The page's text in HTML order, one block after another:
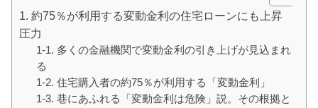
1. 約75％が利用する変動金利の住宅ローンにも上昇
圧力
1-1. 多くの金融機関で変動金利の引き上げが見込まれ
る
1-2. 住宅購入者の約75％が利用する「変動金利」
1-3. 巷にあふれる「変動金利は危険」説。その根拠と